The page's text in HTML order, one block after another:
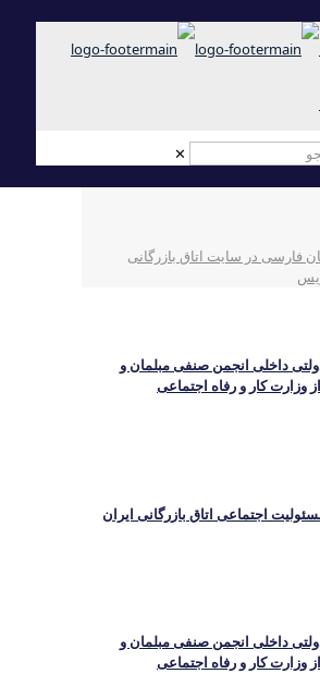
✕
در سایت اتاق بازرگانی
فارسی در سایت اتاق بازرگانی
داخلی انجمن صنفی مبلمان و
وزارت کار و رفاه اجتماعی
اجتماعی اتاق بازرگانی ایران
داخلی انجمن صنفی مبلمان و
وزارت کار و رفاه اجتماعی